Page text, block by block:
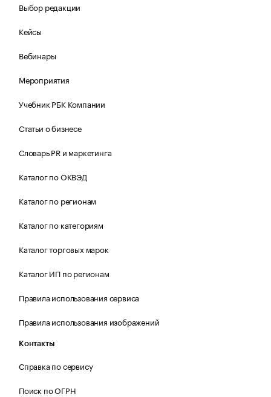
Выбор редакции
Кейсы
Вебинары
Мероприятия
Учебник РБК Компании
Статьи о бизнесе
Словарь PR и маркетинга
Каталог по ОКВЭД
Каталог по регионам
Каталог по категориям
Каталог торговых марок
Каталог ИП по регионам
Правила использования сервиса
Правила использования изображений
Контакты
Справка по сервису
Поиск по ОГРН